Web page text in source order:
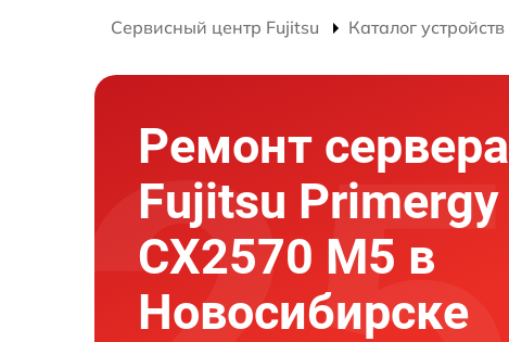
Сервисный центр Fujitsu Каталог устройств
Ремонт сервера
Fujitsu Primergy
CX2570 M5 в
Новосибирске